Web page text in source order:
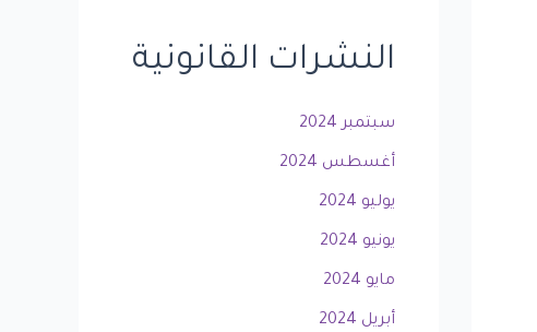
النشرات القانونية
سبتمبر 2024
أغسطس 2024
يوليو 2024
يونيو 2024
مايو 2024
أبريل 2024